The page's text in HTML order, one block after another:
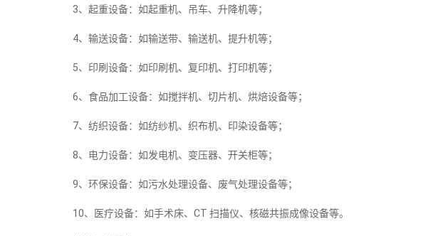
3、起重设备：如起重机、吊车、升降机等；
4、输送设备：如输送带、输送机、提升机等；
5、印刷设备：如印刷机、复印机、打印机等；
6、食品加工设备：如搅拌机、切片机、烘焙设备等；
7、纺织设备：如纺纱机、织布机、印染设备等；
8、电力设备：如发电机、变压器、开关柜等；
9、环保设备：如污水处理设备、废气处理设备等；
10、医疗设备：如手术床、CT 扫描仪、核磁共振成像设备等。